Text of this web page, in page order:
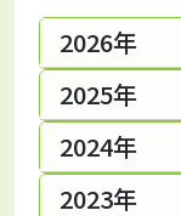
2026年
2025年
2024年
2023年